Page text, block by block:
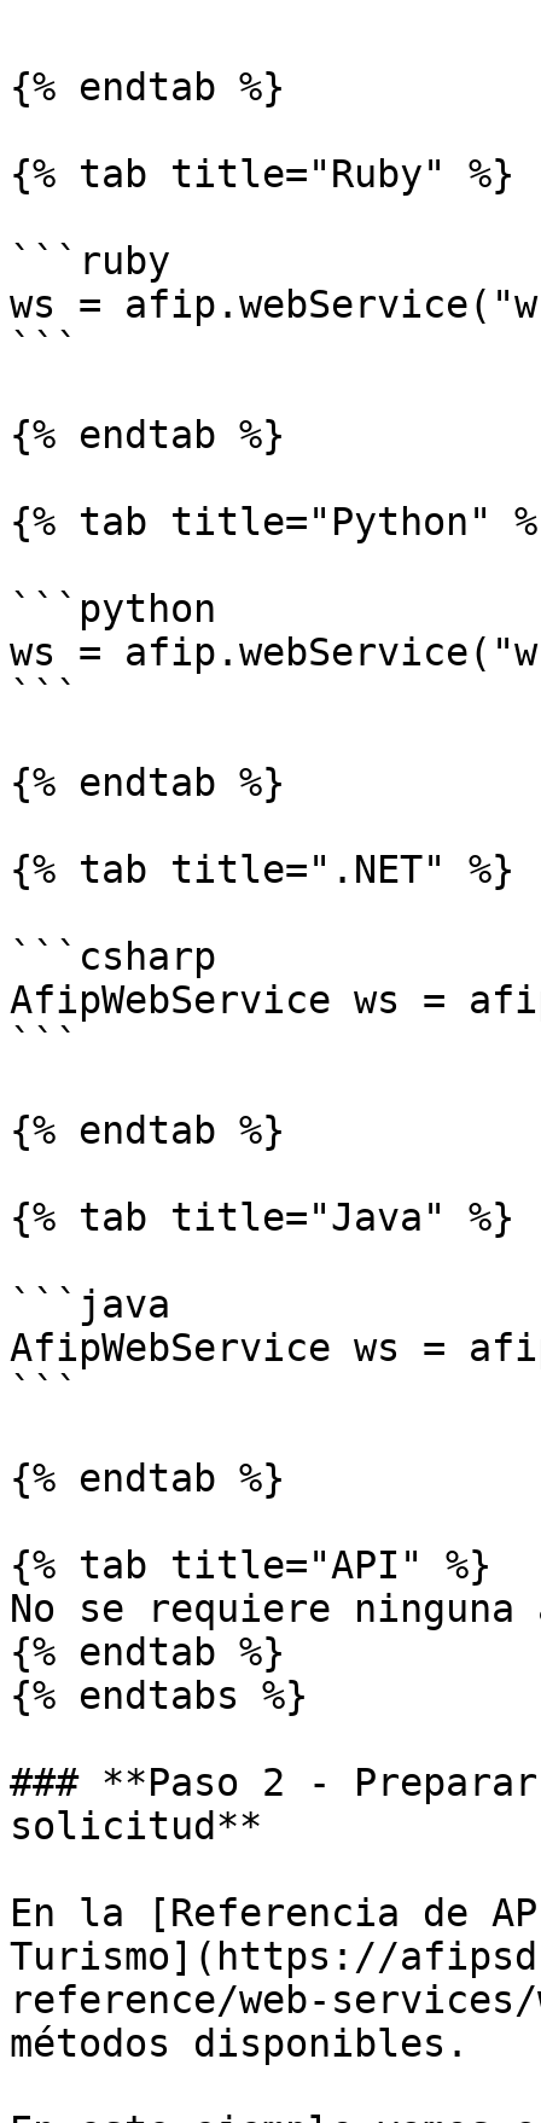
{% endtab %}
{% tab title="Ruby" %}
```ruby
ws =
```
{% endtab %}
{% tab title="Python"
```python
ws =
```
{% endtab %}
{% tab title=".NET" %}
```csharp
AfipWebService ws =
```
{% endtab %}
{% tab title="Java" %}
```java
AfipWebService ws =
```
{% endtab %}
{% tab title="API" %}
No se requiere
{% endtab %}
{% endtabs %}
### **Paso 2 -
solicitud**
En la [Referencia de
Turismo](https://
reference/web-
métodos disponibles.